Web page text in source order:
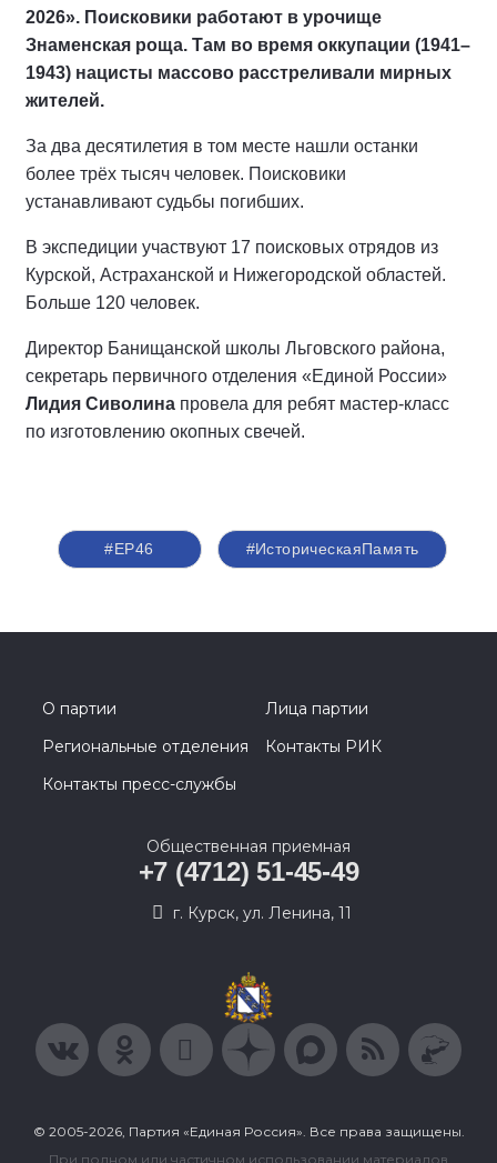
2026». Поисковики работают в урочище
Знаменская роща. Там во время оккупации (1941–
1943) нацисты массово расстреливали мирных
жителей.
За два десятилетия в том месте нашли останки
более трёх тысяч человек. Поисковики
устанавливают судьбы погибших.
В экспедиции участвуют 17 поисковых отрядов из
Курской, Астраханской и Нижегородской областей.
Больше 120 человек.
Директор Банищанской школы Льговского района,
секретарь первичного отделения «Единой России»
Лидия Сиволина провела для ребят мастер-класс
по изготовлению окопных свечей.
#ЕР46 #ИсторическаяПамять
О партии
Лица партии
Региональные отделения
Контакты РИК
Контакты пресс-службы
Общественная приемная
+7 (4712) 51-45-49
г. Курск, ул. Ленина, 11
© 2005-2026, Партия «Единая Россия». Все права защищены.
При полном или частичном использовании материалов